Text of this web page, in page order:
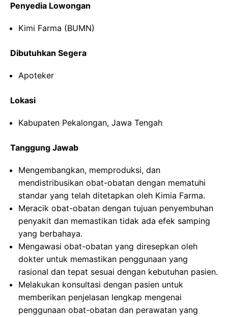
Penyedia Lowongan
Kimi Farma (BUMN)
Dibutuhkan Segera
Apoteker
Lokasi
Kabupaten Pekalongan, Jawa Tengah
Tanggung Jawab
Mengembangkan, memproduksi, dan
mendistribusikan obat-obatan dengan mematuhi
standar yang telah ditetapkan oleh Kimia Farma.
Meracik obat-obatan dengan tujuan penyembuhan
penyakit dan memastikan tidak ada efek samping
yang berbahaya.
Mengawasi obat-obatan yang diresepkan oleh
dokter untuk memastikan penggunaan yang
rasional dan tepat sesuai dengan kebutuhan pasien.
Melakukan konsultasi dengan pasien untuk
memberikan penjelasan lengkap mengenai
penggunaan obat-obatan dan perawatan yang